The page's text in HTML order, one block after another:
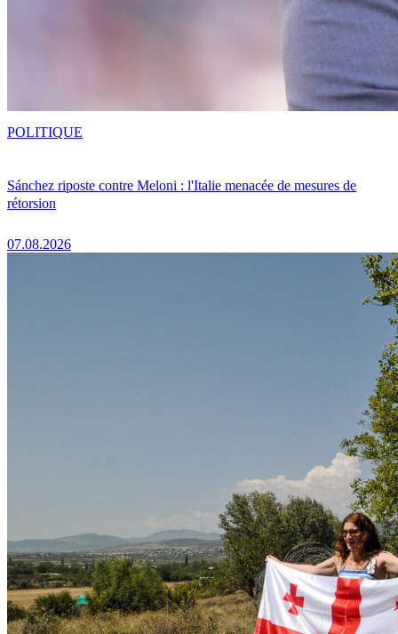
Sánchez riposte contre Meloni : l'Italie menacée de mesures de
rétorsion
07.08.2026
POLITIQUE